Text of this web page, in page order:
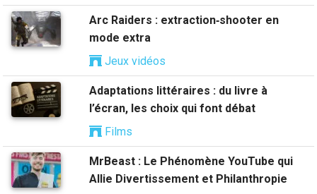
Arc Raiders : extraction‑shooter en
mode extra
Jeux vidéos
Adaptations littéraires : du livre à
l’écran, les choix qui font débat
Films
MrBeast : Le Phénomène YouTube qui
Allie Divertissement et Philanthropie